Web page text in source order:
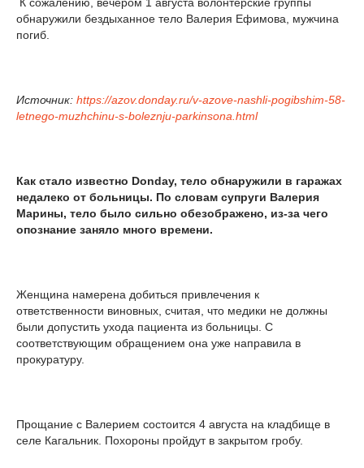
К сожалению, вечером 1 августа волонтерские группы
обнаружили бездыханное тело Валерия Ефимова, мужчина
погиб.
Источник: https://azov.donday.ru/v-azove-nashli-pogibshim-58-
letnego-muzhchinu-s-boleznju-parkinsona.html
Как стало известно Donday, тело обнаружили в гаражах
недалеко от больницы. По словам супруги Валерия
Марины, тело было сильно обезображено, из-за чего
опознание заняло много времени.
Женщина намерена добиться привлечения к
ответственности виновных, считая, что медики не должны
были допустить ухода пациента из больницы. С
соответствующим обращением она уже направила в
прокуратуру.
Прощание с Валерием состоится 4 августа на кладбище в
селе Кагальник. Похороны пройдут в закрытом гробу.